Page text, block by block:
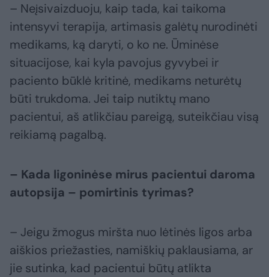
– Neįsivaizduoju, kaip tada, kai taikoma
intensyvi terapija, artimasis galėtų nurodinėti
medikams, ką daryti, o ko ne. Ūminėse
situacijose, kai kyla pavojus gyvybei ir
paciento būklė kritinė, medikams neturėtų
būti trukdoma. Jei taip nutiktų mano
pacientui, aš atlikčiau pareigą, suteikčiau visą
reikiamą pagalbą.
– Kada ligoninėse mirus pacientui daroma
autopsija – pomirtinis tyrimas?
– Jeigu žmogus miršta nuo lėtinės ligos arba
aiškios priežasties, namiškių paklausiama, ar
jie sutinka, kad pacientui būtų atlikta